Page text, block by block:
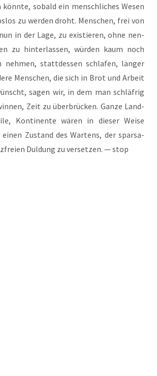
sobald ein mensch­li­ches Wesen
zu wer­den droht. Men­schen, frei von
in der Lage, zu exis­tie­ren, ohne nen­
zu hin­ter­las­sen, wür­den kaum noch
neh­men, statt­des­sen schla­fen, län­ger
Men­schen, die sich in Brot und Arbeit
sagen wir, in dem man schläf­rig
Zeit zu über­brü­cken. Gan­ze Land­
Kon­ti­nen­te wären in die­ser Wei­se
Zustand des War­tens, der spar­sa­
Dul­dung zu ver­set­zen. — stop